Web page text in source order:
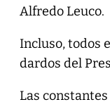
Alfredo Leuco.
Incluso, todos
dardos del
Las